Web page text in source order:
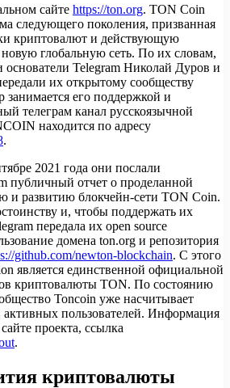
сайте https://ton.org. TON Coin
следующего поколения, призванная
криптовалют и действующую
глобальную сеть. По их словам,
основатели Telegram Николай Дуров и
их открытому сообществу
занимается его поддержкой и
телеграм канал русскоязычной
находится по адресу
.
2021 года они послали
публичный отчет о проделанной
и развитию блокчейн-сети TON Coin.
и, чтобы поддержать их
передала их open source
домена ton.org и репозитория
github.com/newton-blockchain. С этого
является единственной официальной
криптовалюты TON. По состоянию
Toncoin уже насчитывает
пользователей. Информация
проекта, ссылка
.
криптовалюты